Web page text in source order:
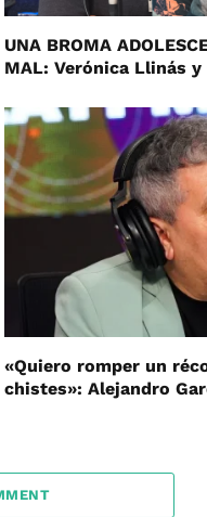
UNA BROMA
MAL: Verónica Llinás y
«Quiero romper un
chistes»: Alejandro